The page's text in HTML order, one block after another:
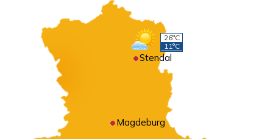
26°C
11°C
Magdeburg
Stendal